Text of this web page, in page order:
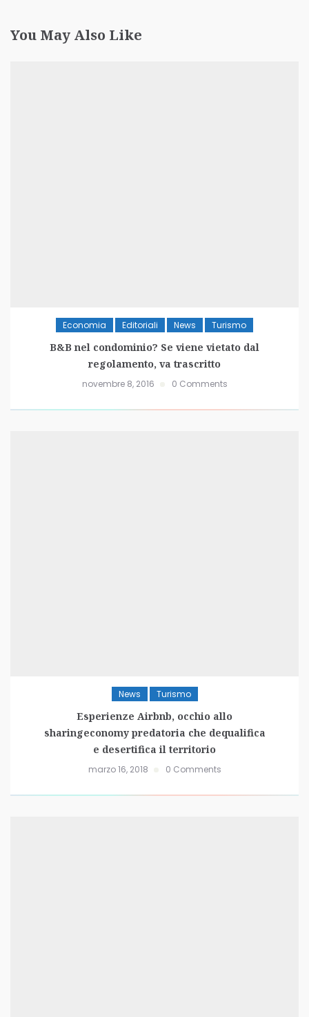
You May Also Like
Economia Editoriali News Turismo
B&B nel condominio? Se viene vietato dal
regolamento, va trascritto
novembre 8, 2016 0 Comments
News Turismo
Esperienze Airbnb, occhio allo
sharingeconomy predatoria che dequalifica
e desertifica il territorio
marzo 16, 2018 0 Comments